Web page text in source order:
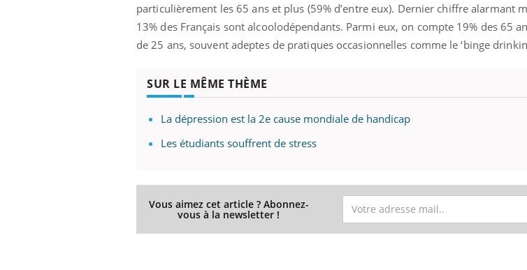
particulièrement les 65 ans et plus (59% d’entre eux). Dernier chiffre alarmant
13% des Français sont alcoolodépendants. Parmi eux, on compte 19% des 65
de 25 ans, souvent adeptes de pratiques occasionnelles comme le ‘binge
SUR LE MÊME THÈME
La dépression est la 2e cause mondiale de handicap
Les étudiants souffrent de stress
Vous aimez cet article ? Abonnez-
vous à la newsletter !